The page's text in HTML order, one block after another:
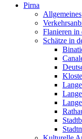
Pirna
Allgemeines
Flanieren in
Schätze in